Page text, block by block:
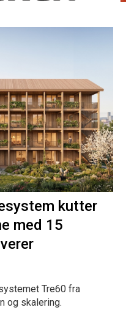
kutter
med 15
Tre60 fra
og skalering.